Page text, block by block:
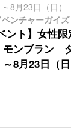
8月23日（日）
ンチャーガイズ
ント】女性
モンブラン
8月23日（